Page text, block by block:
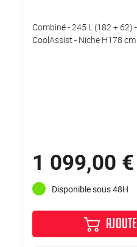
Combiné - 245 L (182 + 62)
CoolAssist - Niche H178
1 099,00 €
Disponible sous 48H